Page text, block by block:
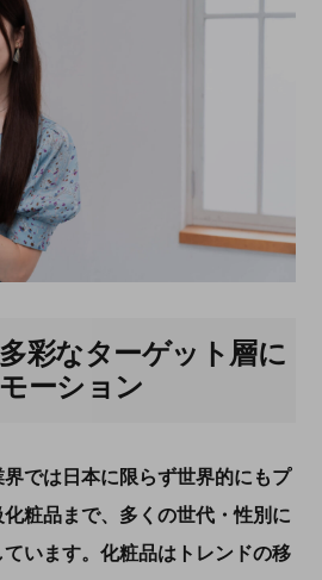
彩なターゲット層に
ーション
では日本に限らず世界的にもプ
粧品まで、多くの世代・性別に
います。化粧品はトレンドの移